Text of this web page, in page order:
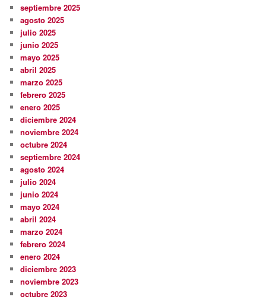
septiembre 2025
agosto 2025
julio 2025
junio 2025
mayo 2025
abril 2025
marzo 2025
febrero 2025
enero 2025
diciembre 2024
noviembre 2024
octubre 2024
septiembre 2024
agosto 2024
julio 2024
junio 2024
mayo 2024
abril 2024
marzo 2024
febrero 2024
enero 2024
diciembre 2023
noviembre 2023
octubre 2023